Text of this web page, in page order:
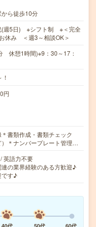
ら徒歩10分
(週5日) ※シフト制 ※＜完全
休み ＜週3～相談OK＞
休憩1時間)※9：30～17：
円
書類作成・書類チェック
）＊ナンバープレート管理…
英語力不要
の業界経験のある方歓迎♪
です♪